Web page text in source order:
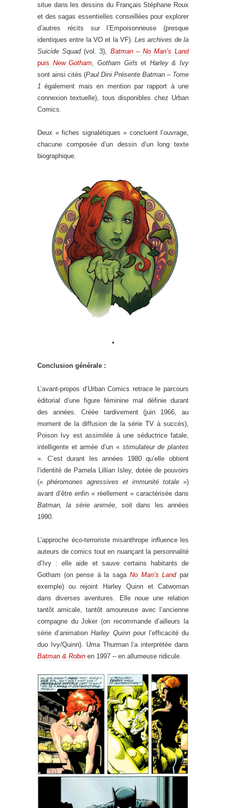
situe dans les dessins du Français Stéphane Roux
et des sagas essentielles conseillées pour explorer
d’autres récits sur l’Empoisonneuse (presque
identiques entre la VO et la VF).Les archives de la
Suicide Squad(vol. 3), Batman – No Man’s Land
puis New Gotham Gotham Girls et Harley & Ivy
sont ainsi cités (Paul Dini Présente Batman – Tome
1 également mais en mention par rapport à une
connexion textuelle), tous disponibles chez Urban
Comics.
Deux « fiches signalétiques » concluent l’ouvrage,
chacune composée d’un dessin d’un long texte
biographique.
•
Conclusion générale :
L’avant-propos d’Urban Comics retrace le parcours
éditorial d’une figure féminine mal définie durant
des années. Créée tardivement (juin 1966, au
moment de la diffusion de la série TV à succès),
Poison Ivy est assimilée à une séductrice fatale,
intelligente et armée d’un « stimulateur de plantes
». C’est durant les années 1980 qu’elle obtient
l’identité de Pamela Lillian Isley, dotée de pouvoirs
(« phéromones agressives et immunité totale »)
avant d’être enfin « réellement » caractérisée dans
Batman, la série animée , soit dans les années
1990.
L’approche éco-terroriste misanthrope influence les
auteurs de comics tout en nuançant la personnalité
d’Ivy : elle aide et sauve certains habitants de
Gotham (on pense à la sagaNo Man’s Landpar
exemple) ou rejoint Harley Quinn et Catwoman
dans diverses aventures. Elle noue une relation
tantôt amicale, tantôt amoureuse avec l’ancienne
compagne du Joker (on recommande d’ailleurs la
série d’animationHarley Quinnpour l’efficacité du
duo Ivy/Quinn). Uma Thurman l’a interprétée dans
Batman & Robin en 1997 – en allumeuse ridicule.